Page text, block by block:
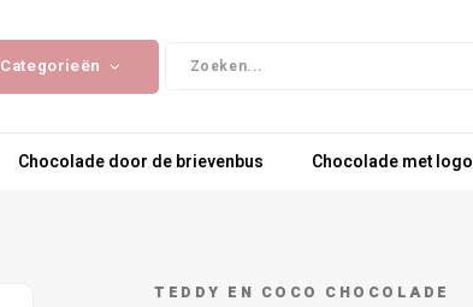
Categorieën
Chocolade door de brievenbus Chocolade met logo
TEDDY EN COCO CHOCOLADE